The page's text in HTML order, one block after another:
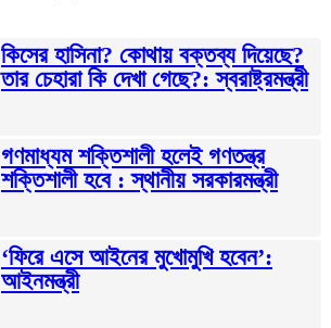
কিসের হাসিনা? কোথায় বক্তব্য দিয়েছে?
তার চেহারা কি দেখা গেছে?: স্বরাষ্ট্রমন্ত্রী
গণমাধ্যম শক্তিশালী হলেই গণতন্ত্র
শক্তিশালী হবে : স্থানীয় সরকারমন্ত্রী
‘ফিরে এসে আইনের মুখোমুখি হবেন’:
আইনমন্ত্রী